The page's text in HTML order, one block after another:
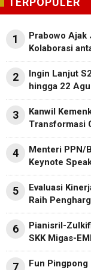
1
Prabowo Ajak
Kolaborasi
2
Ingin Lanjut
hingga 22
3
Kanwil
Transformasi
4
Menteri PPN/
Keynote
5
Evaluasi
Raih
6
Pianisril-
SKK Migas-
7 Fun Pingpong